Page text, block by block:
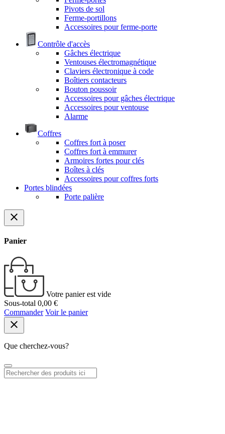
Pivots de sol
Ferme-portillons
Accessoires pour ferme-porte
Contrôle d'accès
Gâches électrique
Ventouses électromagnétique
Claviers électronique à code
Boîtiers contacteurs
Bouton poussoir
Accessoires pour gâches électrique
Accessoires pour ventouse
Alarme
Coffres
Coffres fort à poser
Coffres fort à emmurer
Armoires fortes pour clés
Boîtes à clés
Accessoires pour coffres forts
Portes blindées
Porte palière
close
Panier
Votre panier est vide
Sous-total 0,00 €
Commander Voir le panier
close
Que cherchez-vous?